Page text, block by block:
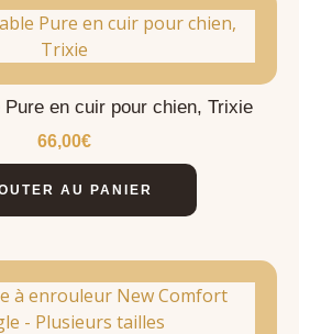
en cuir pour chien, Trixie
66,00€
AU PANIER